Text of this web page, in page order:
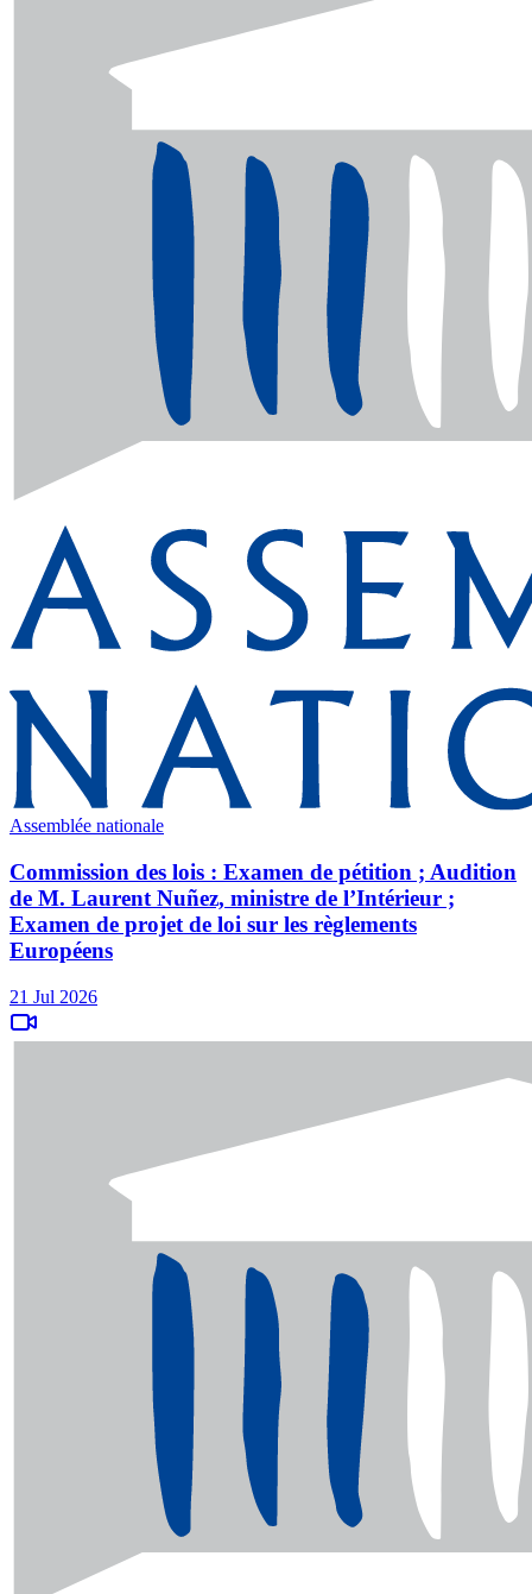
Assemblée nationale
Commission des lois : Examen de pétition ; Audition
de M. Laurent Nuñez, ministre de l’Intérieur ;
Examen de projet de loi sur les règlements
Européens
21 Jul 2026